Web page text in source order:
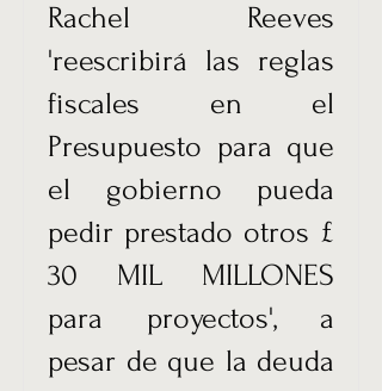
Rachel Reeves
'reescribirá las reglas
fiscales en el
Presupuesto para que
el gobierno pueda
pedir prestado otros £
30 MIL MILLONES
para proyectos', a
pesar de que la deuda